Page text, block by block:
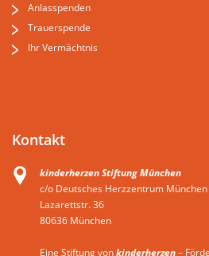
Anlasspenden
Trauerspende
Ihr Vermächtnis
Kontakt
kinderherzen Stiftung München
c/o Deutsches Herzzentrum München
Lazarettstr. 36
80636 München
Eine Stiftung vonkinderherzen–